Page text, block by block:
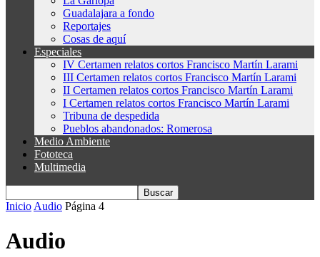
Guadalajara a fondo
Reportajes
Cosas de aquí
Especiales
IV Certamen relatos cortos Francisco Martín Larami
III Certamen relatos cortos Francisco Martín Larami
II Certamen relatos cortos Francisco Martín Larami
I Certamen relatos cortos Francisco Martín Larami
Tribuna de despedida
Pueblos abandonados: Romerosa
Medio Ambiente
Fototeca
Multimedia
Inicio Audio Página 4
Audio